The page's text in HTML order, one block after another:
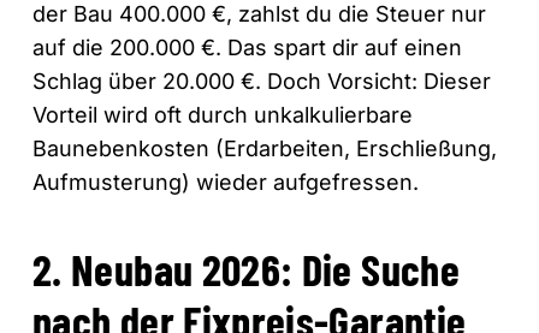
der Bau 400.000 €, zahlst du die Steuer nur
auf die 200.000 €. Das spart dir auf einen
Schlag über 20.000 €. Doch Vorsicht: Dieser
Vorteil wird oft durch unkalkulierbare
Baunebenkosten (Erdarbeiten, Erschließung,
Aufmusterung) wieder aufgefressen.
2. Neubau 2026: Die Suche
nach der Fixpreis-Garantie